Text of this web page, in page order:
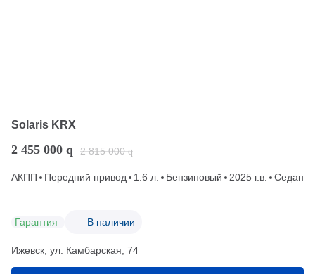
Solaris KRX
2 455 000 q 2 815 000 q
АКПП Передний привод 1.6 л. Бензиновый 2025 г.в. Седан
Гарантия В наличии
Ижевск, ул. Камбарская, 74